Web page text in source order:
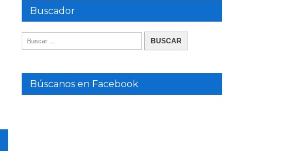
Buscador
Búscanos en Facebook